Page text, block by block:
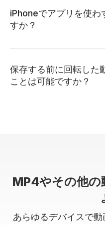
iPhoneでアプリを使わ
すか？
保存する前に回転した
ことは可能ですか？
MP4やその他の
あらゆるデバイスで